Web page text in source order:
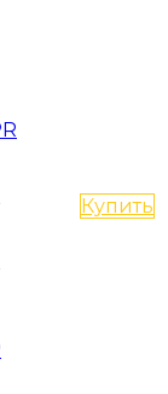
Купить